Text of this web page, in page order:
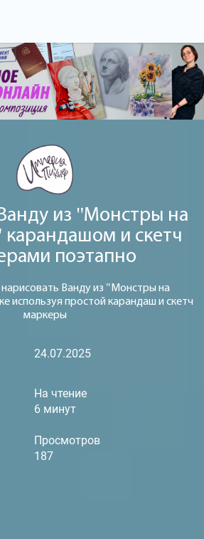
из "Монстры на
карандашом и скетч
поэтапно
нарисовать Ванду из "Монстры на
используя простой карандаш и скетч
маркеры
24.07.2025
На чтение
6 минут
Просмотров
187